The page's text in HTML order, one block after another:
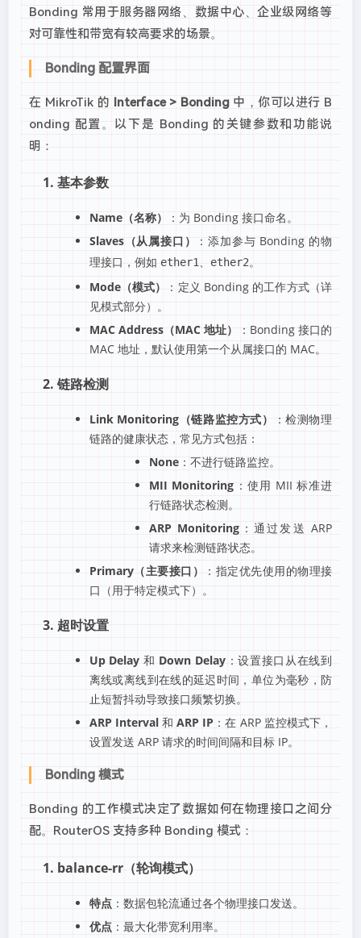
Bonding 常用于服务器网络、数据中心、企业级网络等
对可靠性和带宽有较高要求的场景。
Bonding 配置界面
在 MikroTik 的 Interface > Bonding中，你可以进行 B
onding 配置。以下是 Bonding 的关键参数和功能说
明：
1. 基本参数
Name（名称）
：为 Bonding 接口命名。
Slaves（从属接口）
：添加参与 Bonding 的物
理接口，例如 ether1、 ether2。
Mode（模式）
：定义 Bonding 的工作方式（详
见模式部分）。
MAC Address（MAC 地址）
：Bonding 接口的
MAC 地址，默认使用第一个从属接口的 MAC。
2. 链路检测
Link Monitoring（链路监控方式）
：检测物理
链路的健康状态，常见方式包括：
None ：不进行链路监控。
MII Monitoring ：使用 MII 标准进
行链路状态检测。
ARP Monitoring：通过发送 ARP
请求来检测链路状态。
Primary（主要接口）
：指定优先使用的物理接
口（用于特定模式下）。
3. 超时设置
Up Delay 和 Down Delay ：设置接口从在线到
离线或离线到在线的延迟时间，单位为毫秒，防
止短暂抖动导致接口频繁切换。
ARP Interval和ARP IP ：在 ARP 监控模式下，
设置发送 ARP 请求的时间间隔和目标 IP。
Bonding 模式
Bonding 的工作模式决定了数据如何在物理接口之间分
配。RouterOS 支持多种 Bonding 模式：
1. balance-rr（轮询模式）
特点：数据包轮流通过各个物理接口发送。
优点：最大化带宽利用率。